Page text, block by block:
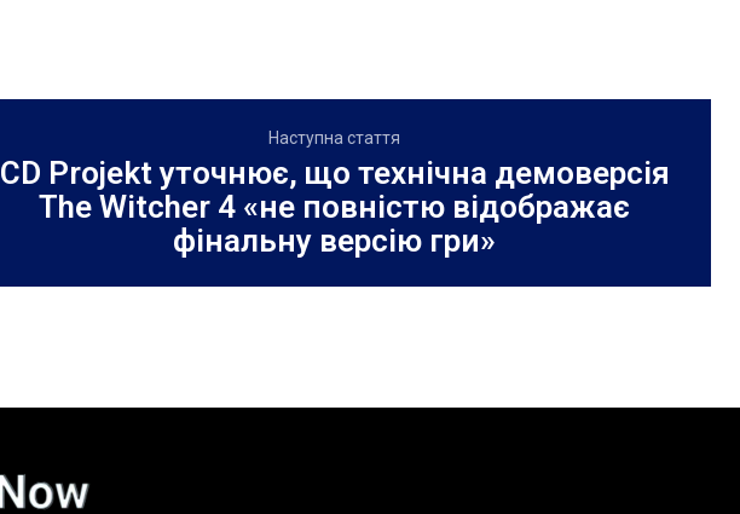
Наступна стаття
CD Projekt уточнює, що технічна демоверсія
The Witcher 4 «не повністю відображає
фінальну версію гри»